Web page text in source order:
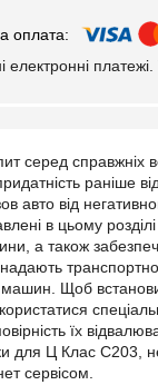
електронні
справжніх
раніше
від
в цьому
а також
машин. Щоб
їх
для Ц Клас
сервісом.